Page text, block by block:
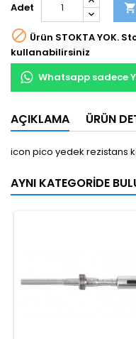
Adet 
 Ürün STOKTA YOK.
kullanabilirsiniz
Whatsapp sadece
AÇIKLAMA ÜRÜN
icon pico yedek rezistans
AYNI KATEGORIDE